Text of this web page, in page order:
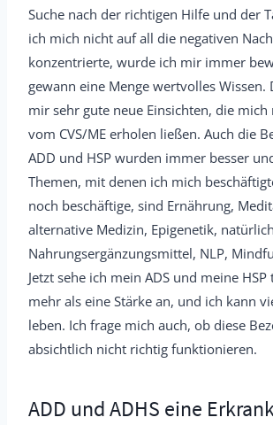
Suche nach der richtigen Hilfe und der
ich mich nicht auf all die negativen
konzentrierte, wurde ich mir immer
gewann eine Menge wertvolles Wissen.
mir sehr gute neue Einsichten, die
vom CVS/ME erholen ließen. Auch die
ADD und HSP wurden immer besser
Themen, mit denen ich mich
noch beschäftige, sind Ernährung,
alternative Medizin, Epigenetik,
Nahrungsergänzungsmittel, NLP,
Jetzt sehe ich mein ADS und meine HSP
mehr als eine Stärke an, und ich kann
leben. Ich frage mich auch, ob diese
absichtlich nicht richtig funktionieren.
ADD und ADHS eine